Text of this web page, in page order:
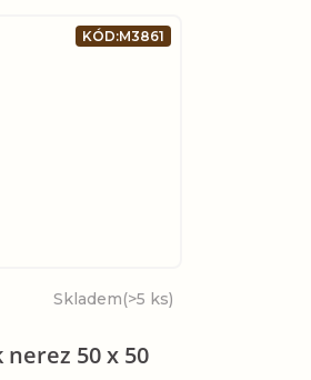
50 x 50
Skladem(>5 ks)
KÓD:M3861